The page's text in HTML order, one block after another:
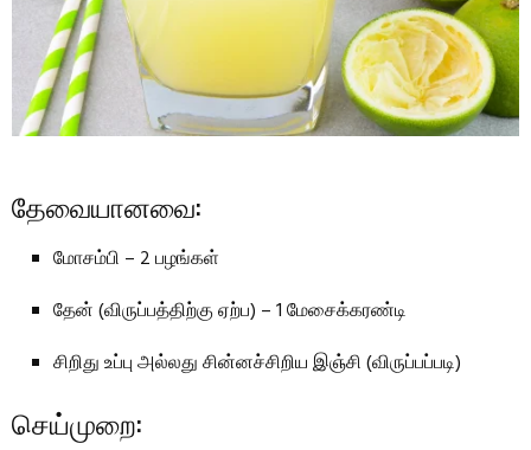
தேவையானவை:
மோசம்பி – 2 பழங்கள்
தேன் (விருப்பத்திற்கு ஏற்ப) – 1 மேசைக்கரண்டி
சிறிது உப்பு அல்லது சின்னச்சிறிய இஞ்சி (விருப்பப்படி)
செய்முறை: